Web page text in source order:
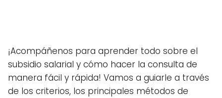
¡Acompáñenos para aprender todo sobre el
subsidio salarial y cómo hacer la consulta de
manera fácil y rápida! Vamos a guiarle a través
de los criterios, los principales métodos de